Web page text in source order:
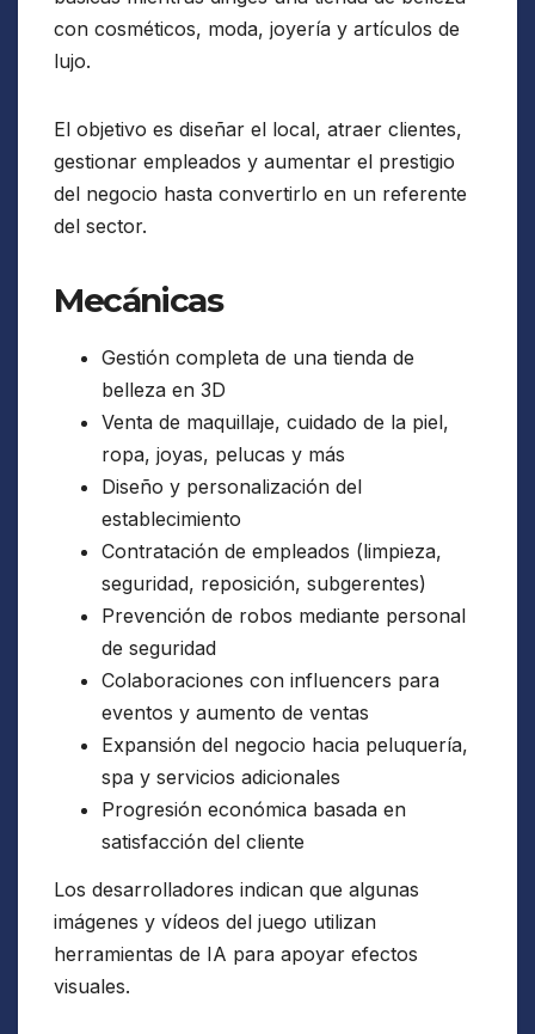
con cosméticos, moda, joyería y artículos de
lujo.
El objetivo es diseñar el local, atraer clientes,
gestionar empleados y aumentar el prestigio
del negocio hasta convertirlo en un referente
del sector.
Mecánicas
Gestión completa de una tienda de
belleza en 3D
Venta de maquillaje, cuidado de la piel,
ropa, joyas, pelucas y más
Diseño y personalización del
establecimiento
Contratación de empleados (limpieza,
seguridad, reposición, subgerentes)
Prevención de robos mediante personal
de seguridad
Colaboraciones con influencers para
eventos y aumento de ventas
Expansión del negocio hacia peluquería,
spa y servicios adicionales
Progresión económica basada en
satisfacción del cliente
Los desarrolladores indican que algunas
imágenes y vídeos del juego utilizan
herramientas de IA para apoyar efectos
visuales.